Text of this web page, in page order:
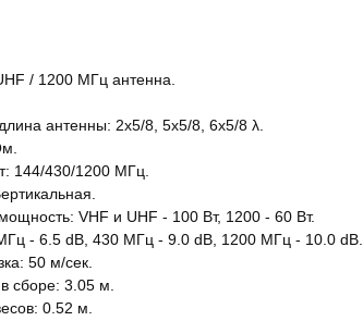
/ 1200 МГц антенна.
антенны: 2x5/8, 5x5/8, 6x5/8 λ.
144/430/1200 МГц.
VHF и UHF - 100 Вт, 1200 - 60 Вт.
- 6.5 dB, 430 МГц - 9.0 dB, 1200 МГц - 10.0 dB.
50 м/сек.
сборе: 3.05 м.
0.52 м.